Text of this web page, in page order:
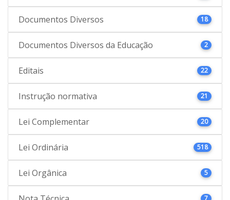
Documentos Diversos 18
Documentos Diversos da Educação 2
Editais 22
Instrução normativa 21
Lei Complementar 20
Lei Ordinária 518
Lei Orgânica 5
7